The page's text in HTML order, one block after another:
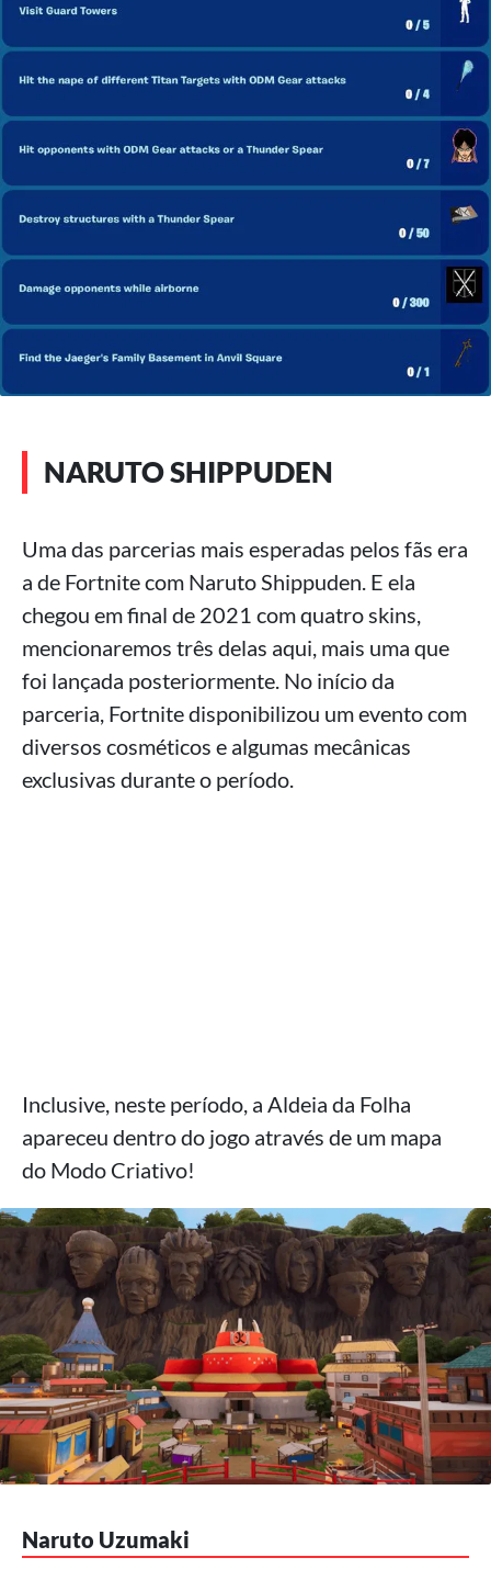
NARUTO SHIPPUDEN
Uma das parcerias mais esperadas pelos fãs era
a de Fortnite com Naruto Shippuden. E ela
chegou em final de 2021 com quatro skins,
mencionaremos três delas aqui, mais uma que
foi lançada posteriormente. No início da
parceria, Fortnite disponibilizou um evento com
diversos cosméticos e algumas mecânicas
exclusivas durante o período.
Inclusive, neste período, a Aldeia da Folha
apareceu dentro do jogo através de um mapa
do Modo Criativo!
Naruto Uzumaki